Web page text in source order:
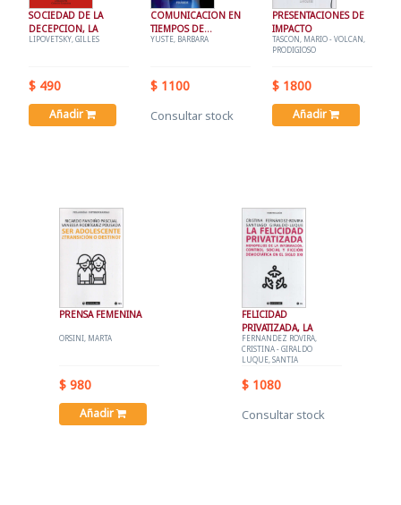
SOCIEDAD DE LA
DECEPCION, LA
LIPOVETSKY, GILLES
$ 490
Añadir
COMUNICACION EN
TIEMPOS DE
ALGORITMOS, LA
YUSTE, BARBARA
$ 1100
Consultar stock
PRESENTACIONES DE
IMPACTO
TASCON, MARIO - VOLCAN,
PRODIGIOSO
$ 1800
Añadir
PRENSA FEMENINA
ORSINI, MARTA
$ 980
Añadir
FELICIDAD
PRIVATIZADA, LA
FERNANDEZ ROVIRA,
CRISTINA - GIRALDO
LUQUE, SANTIA
$ 1080
Consultar stock